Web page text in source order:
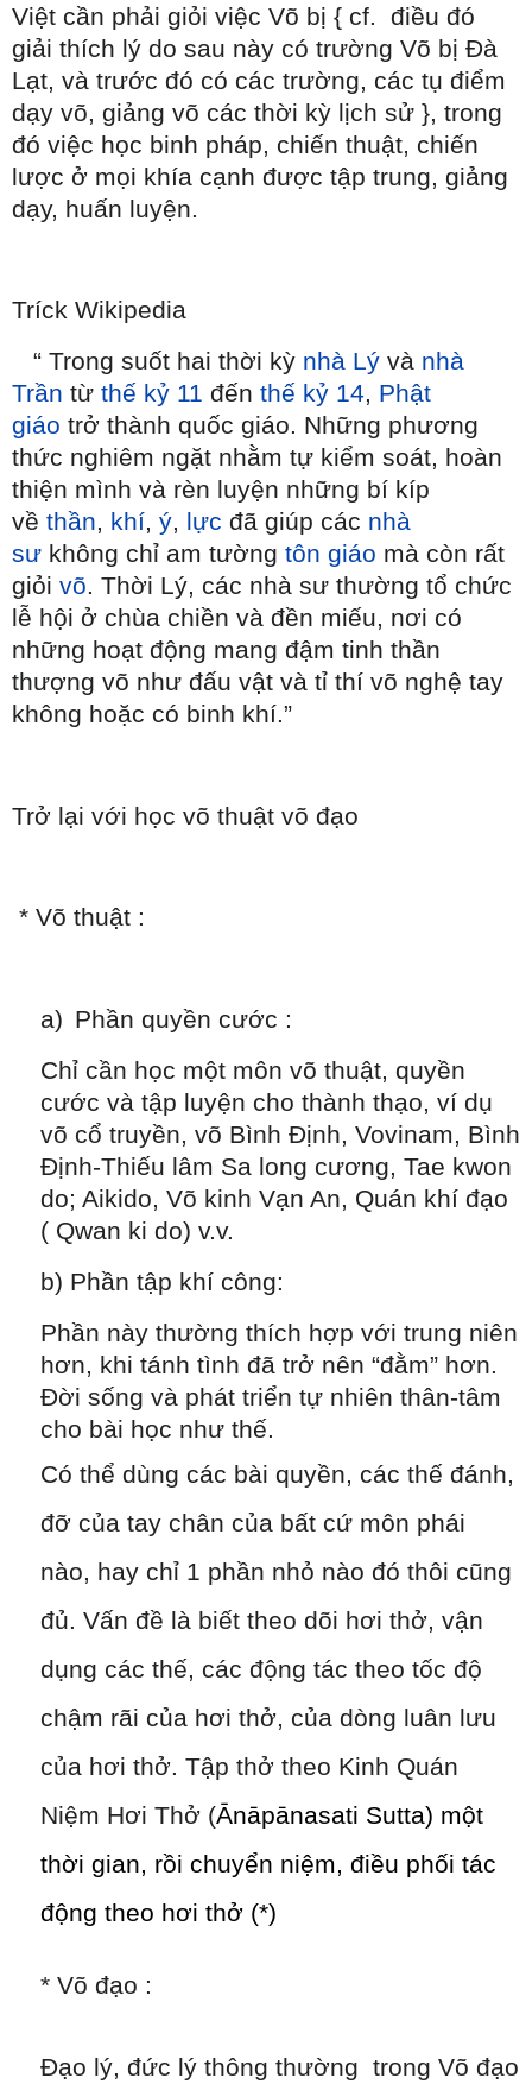
Việt cần phải giỏi việc Võ bị { cf. điều đó
giải thích lý do sau này có trường Võ bị Đà
Lạt, và trước đó có các trường, các tụ điểm
dạy võ, giảng võ các thời kỳ lịch sử }, trong
đó việc học binh pháp, chiến thuật, chiến
lược ở mọi khía cạnh được tập trung, giảng
dạy, huấn luyện.
Tríck Wikipedia
“ Trong suốt hai thời kỳ nhà Lý và nhà
Trần từ thế kỷ 11 đến thế kỷ 14, Phật
giáo trở thành quốc giáo. Những phương
thức nghiêm ngặt nhằm tự kiểm soát, hoàn
thiện mình và rèn luyện những bí kíp
về thần, khí, ý, lực đã giúp các nhà
sư không chỉ am tường tôn giáo mà còn rất
giỏi võ. Thời Lý, các nhà sư thường tổ chức
lễ hội ở chùa chiền và đền miếu, nơi có
những hoạt động mang đậm tinh thần
thượng võ như đấu vật và tỉ thí võ nghệ tay
không hoặc có binh khí.”
Trở lại với học võ thuật võ đạo
* Võ thuật :
a) Phần quyền cước :
Chỉ cần học một môn võ thuật, quyền
cước và tập luyện cho thành thạo, ví dụ
võ cổ truyền, võ Bình Định, Vovinam, Bình
Định-Thiếu lâm Sa long cương, Tae kwon
do; Aikido, Võ kinh Vạn An, Quán khí đạo
( Qwan ki do) v.v.
b) Phần tập khí công:
Phần này thường thích hợp với trung niên
hơn, khi tánh tình đã trở nên “đằm” hơn.
Đời sống và phát triển tự nhiên thân-tâm
cho bài học như thế.
Có thể dùng các bài quyền, các thế đánh,
đỡ của tay chân của bất cứ môn phái
nào, hay chỉ 1 phần nhỏ nào đó thôi cũng
đủ. Vấn đề là biết theo dõi hơi thở, vận
dụng các thế, các động tác theo tốc độ
chậm rãi của hơi thở, của dòng luân lưu
của hơi thở. Tập thở theo Kinh Quán
Niệm Hơi Thở (Ānāpānasati Sutta) một
thời gian, rồi chuyển niệm, điều phối tác
động theo hơi thở (*)
* Võ đạo :
Đạo lý, đức lý thông thường trong Võ đạo